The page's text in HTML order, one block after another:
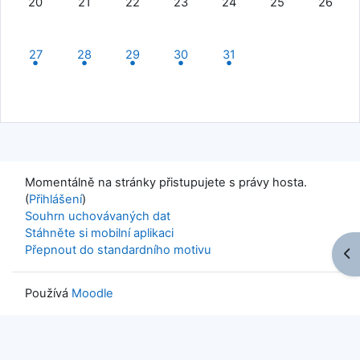
1 událost, pondělí, 27. října
27 1 událost, úterý, 28. října
28 1 událost, středa, 29. října
29 1 událost, čtvrtek, 30. října
30 1 událost, pátek, 31. října
31
Momentálně na stránky přistupujete s právy hosta.
(Přihlášení)
Souhrn uchovávaných dat
Stáhněte si mobilní aplikaci
Přepnout do standardního motivu
Používá Moodle